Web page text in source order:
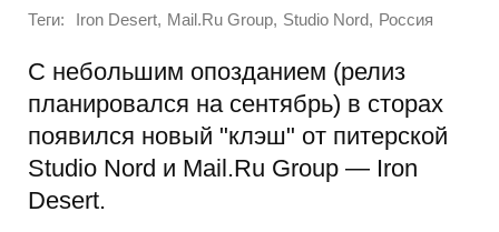
Теги: Iron Desert, Mail.Ru Group, Studio Nord, Россия
С небольшим опозданием (релиз
планировался на сентябрь) в сторах
появился новый "клэш" от питерской
Studio Nord и Mail.Ru Group — Iron
Desert.